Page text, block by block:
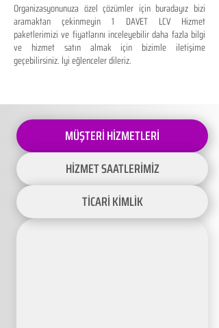
Organizasyonunuza özel çözümler için buradayız bizi
aramaktan çekinmeyin 1 DAVET LCV Hizmet
paketlerimizi ve fiyatlarını inceleyebilir daha fazla bilgi
ve hizmet satın almak için bizimle iletişime
geçebilirsiniz. İyi eğlenceler dileriz.
MÜŞTERİ HİZMETLERİ
HİZMET SAATLERİMİZ
TİCARİ KİMLİK